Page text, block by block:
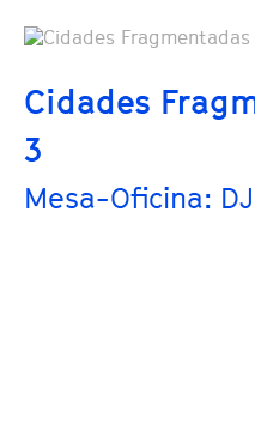
Cidades
3
Mesa-Oficina: